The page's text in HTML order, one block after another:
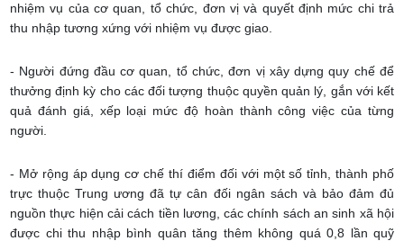
nhiệm vụ của cơ quan, tổ chức, đơn vị và quyết định mức chi trả
thu nhập tương xứng với nhiệm vụ được giao.
- Người đứng đầu cơ quan, tổ chức, đơn vị xây dựng quy chế để
thưởng định kỳ cho các đối tượng thuộc quyền quản lý, gắn với kết
quả đánh giá, xếp loại mức độ hoàn thành công việc của từng
người.
- Mở rộng áp dụng cơ chế thí điểm đối với một số tỉnh, thành phố
trực thuộc Trung ương đã tự cân đối ngân sách và bảo đảm đủ
nguồn thực hiện cải cách tiền lương, các chính sách an sinh xã hội
được chi thu nhập bình quân tăng thêm không quá 0,8 lần quỹ